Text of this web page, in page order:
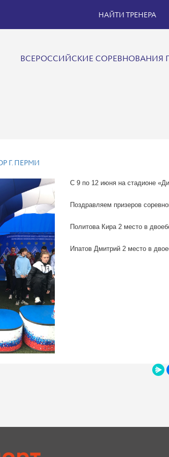
НАЙТИ ТРЕНЕРА
ВСЕРОССИЙСКИЕ СОРЕВНОВАНИЯ
Г. ПЕРМИ
С 9 по 12 июня на стадионе
Поздравляем призеров
Политова Кира 2 место в
Ипатов Дмитрий 2 место в